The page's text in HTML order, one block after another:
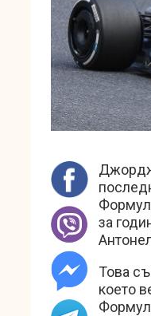
за
Това
което